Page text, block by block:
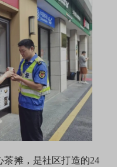
茶摊，是社区打造的24